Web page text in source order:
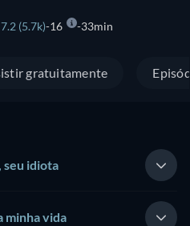
7.2 (5.7k) 16 33min
gratuitamente
seu idiota
minha vida